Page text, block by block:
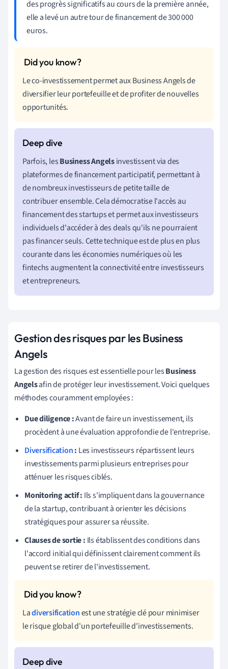
des progrès significatifs au cours de la première année,
elle a levé un autre tour de financement de 300 000
euros.
Le co-investissement permet aux Business Angels de
diversifier leur portefeuille et de profiter de nouvelles
opportunités.
Parfois, lesBusiness Angelsinvestissent via des
plateformes de financement participatif, permettant à
de nombreux investisseurs de petite taille de
contribuer ensemble. Cela démocratise l'accès au
financement des startups et permet aux investisseurs
individuels d'accéder à des deals qu'ils ne pourraient
pas financer seuls. Cette technique est de plus en plus
courante dans les économies numériques où les
fintechs augmentent la connectivité entre investisseurs
et entrepreneurs.
Gestion des risques par les Business
Angels
La gestion des risques est essentielle pour lesBusiness
Angelsafin de protéger leur investissement. Voici quelques
méthodes couramment employées :
Due diligence :Avant de faire un investissement, ils
procèdent à une évaluation approfondie de l'entreprise.
Diversification: Les investisseurs répartissent leurs
investissements parmi plusieurs entreprises pour
atténuer les risques ciblés.
Monitoring actif : Ils s'impliquent dans la gouvernance
de la startup, contribuant à orienter les décisions
stratégiques pour assurer sa réussite.
Clauses de sortie : Ils établissent des conditions dans
l'accord initial qui définissent clairement comment ils
peuvent se retirer de l'investissement.
Ladiversificationest une stratégie clé pour minimiser
le risque global d'un portefeuille d'investissements.